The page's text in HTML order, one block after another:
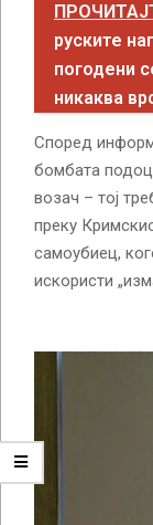
руските
погодени
никаква
Според
бомбата
возач – тој
преку
самоубиец,
искористи